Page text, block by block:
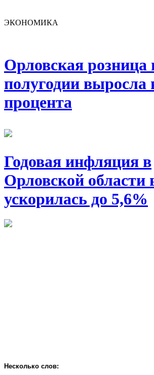
ЭКОНОМИКА
Орловская розница
полугодии выросла
процента
Годовая инфляция в
Орловской области
ускорилась до 5,6%
Несколько слов: